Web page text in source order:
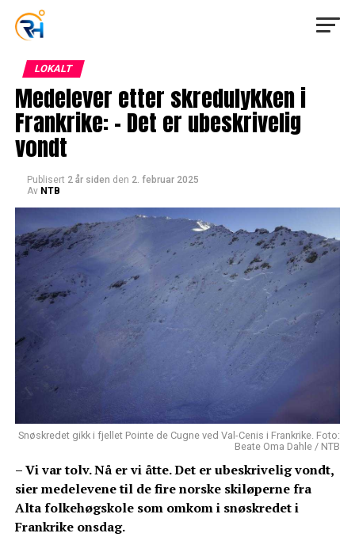
LOKALT
Medelever etter skredulykken i
Frankrike: – Det er ubeskrivelig
vondt
Publisert 2 år siden den 2. februar 2025
Av NTB
Snøskredet gikk i fjellet Pointe de Cugne ved Val-Cenis i Frankrike. Foto:
Beate Oma Dahle / NTB
– Vi var tolv. Nå er vi åtte. Det er ubeskrivelig vondt,
sier medelevene til de fire norske skiløperne fra
Alta folkehøgskole som omkom i snøskredet i
Frankrike onsdag.